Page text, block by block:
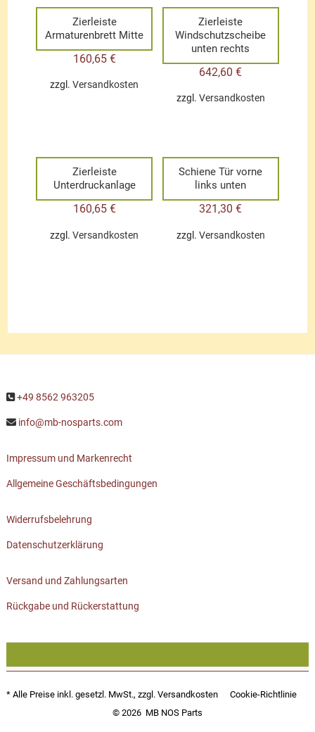
Zierleiste
Armaturenbrett Mitte
160,65 €
zzgl.Versandkosten
Zierleiste
Windschutzscheibe
unten rechts
642,60€
zzgl. Versandkosten
Zierleiste
Unterdruckanlage
160,65 €
zzgl.Versandkosten
Schiene Tür vorne
links unten
321,30€
zzgl. Versandkosten
+49 8562 963205
info@mb-nosparts.com
Impressum und Markenrecht
Allgemeine Geschäftsbedingungen
Widerrufsbelehrung
Datenschutzerklärung
Versand und Zahlungsarten
Rückgabe und Rückerstattung
* Alle Preise inkl. gesetzl. MwSt., zzgl. Versandkosten
Cookie-Richtlinie
© 2026 MB NOS Parts